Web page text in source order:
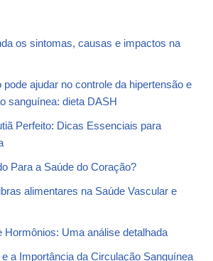
os sintomas, causas e impactos na
ajudar no controle da hipertensão e
sanguínea: dieta DASH
Perfeito: Dicas Essenciais para
Para a Saúde do Coração?
alimentares na Saúde Vascular e
Hormônios: Uma análise detalhada
a Importância da Circulação Sanguínea